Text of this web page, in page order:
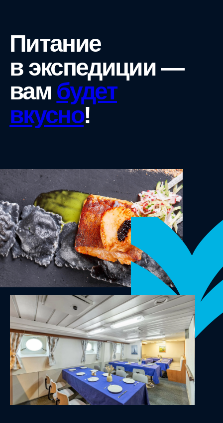
Питание
в экспедиции —
вам будет
вкусно!